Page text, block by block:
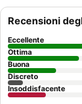
esperienza,
ristrutturata con
golfo.
Recensioni
Eccellente
Ottima
Buona
Discreto
Insoddisfacente